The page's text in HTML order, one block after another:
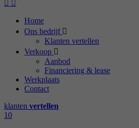
Home
Ons bedrijf
Klanten vertellen
Verkoop
Aanbod
Financiering & lease
Werkplaats
Contact
klanten vertellen
10